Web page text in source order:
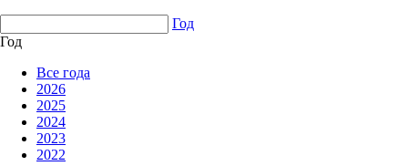
Год
Год
Все года
2026
2025
2024
2023
2022